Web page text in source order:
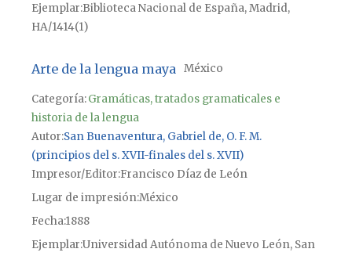
Ejemplar Biblioteca Nacional de España, Madrid,
HA/1414(1)
Arte de la lengua maya México
Categoría:Gramáticas, tratados gramaticales e
historia de la lengua
Autor San Buenaventura, Gabriel de, O. F. M.
(principios del s. XVII-finales del s. XVII)
Impresor/Editor Francisco Díaz de León
Lugar de impresiónMéxico
Fecha1888
Ejemplar Universidad Autónoma de Nuevo León, San